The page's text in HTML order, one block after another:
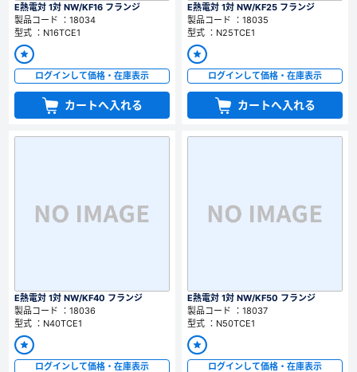
E熱電対 1対 NW/KF16 フランジ
製品コード ：18034
型式 ：N16TCE1
ログインして価格・在庫表示
カートへ入れる
E熱電対 1対 NW/KF25 フランジ
製品コード ：18035
型式 ：N25TCE1
ログインして価格・在庫表示
カートへ入れる
E熱電対 1対 NW/KF40 フランジ
製品コード ：18036
型式 ：N40TCE1
ログインして価格・在庫表示
E熱電対 1対 NW/KF50 フランジ
製品コード ：18037
型式 ：N50TCE1
ログインして価格・在庫表示